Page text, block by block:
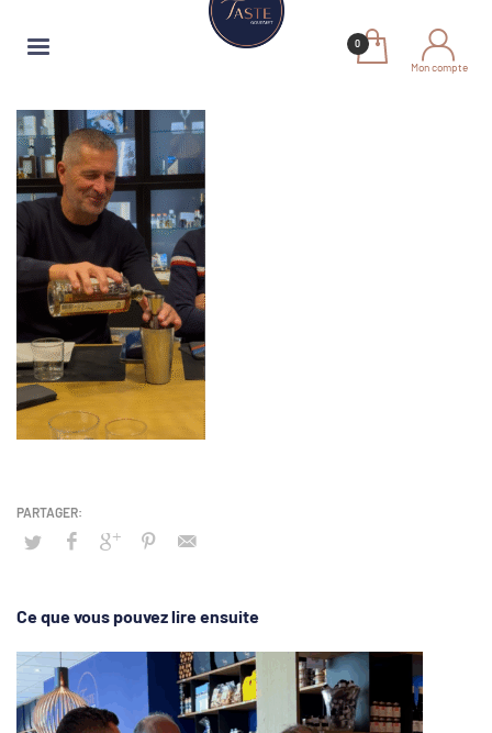
Mon compte
Ce que vous pouvez lire ensuite